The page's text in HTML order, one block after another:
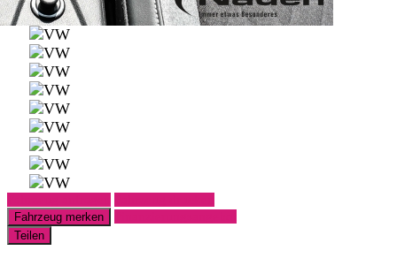
Fahrzeug merken
Teilen